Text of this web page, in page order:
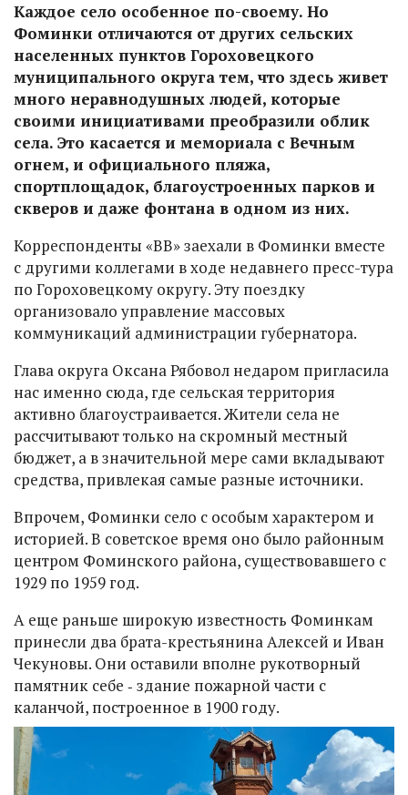
Каждое село особенное по-своему. Но
Фоминки отличаются от других сельских
населенных пунктов Гороховецкого
муниципального округа тем, что здесь живет
много неравнодушных людей, которые
своими инициативами преобразили облик
села. Это касается и мемориала с Вечным
огнем, и официального пляжа,
спортплощадок, благоустроенных парков и
скверов и даже фонтана в одном из них.
Корреспонденты «ВВ» заехали в Фоминки вместе
с другими коллегами в ходе недавнего пресс-тура
по Гороховецкому округу. Эту поездку
организовало управление массовых
коммуникаций администрации губернатора.
Глава округа Оксана Рябовол недаром пригласила
нас именно сюда, где сельская территория
активно благоустраивается. Жители села не
рассчитывают только на скромный местный
бюджет, а в значительной мере сами вкладывают
средства, привлекая самые разные источники.
Впрочем, Фоминки село с особым характером и
историей. В советское время оно было районным
центром Фоминского района, существовавшего с
1929 по 1959 год.
А еще раньше широкую известность Фоминкам
принесли два брата-крестьянина Алексей и Иван
Чекуновы. Они оставили вполне рукотворный
памятник себе ‑ здание пожарной части с
каланчой, построенное в 1900 году.